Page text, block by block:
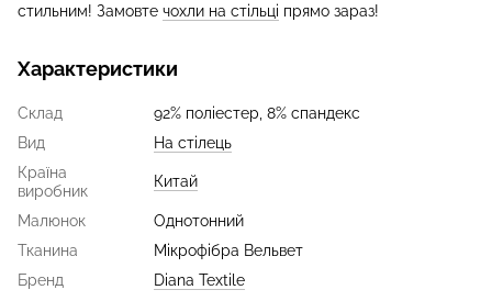
стильним! Замовте чохли на стільці прямо зараз!
Характеристики
Склад
92% поліестер, 8% спандекс
Вид
На стілець
Країна
виробник
Китай
Малюнок
Однотонний
Тканина
Мікрофібра Вельвет
Бренд
Diana Textile